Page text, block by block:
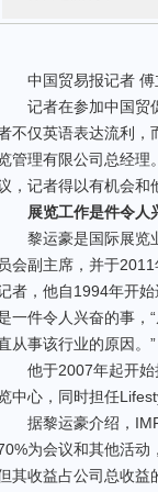
中国贸易报记者 傅
记者在参加中国贸促
不仅英语表达流利，
管理有限公司总经理
，记者得以有机会和
展览工作是件令人
黎运豪是国际展览业
员会副主席，并于
者，他自1994年开
一件令人兴奋的事，
从事该行业的原因。”
他于2007年起开始
中心，同时担任
据黎运豪介绍，
为会议和其他活动
其收益占公司总收益